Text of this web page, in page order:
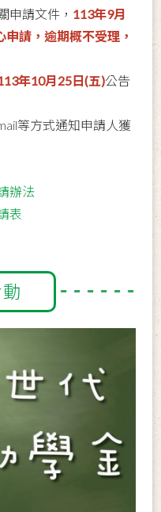
申請文件， 113年9月
請，逾期概不受理，
年10月25日(五)公告
等方式通知申請人獲
辦法
表